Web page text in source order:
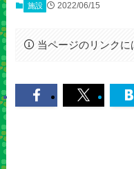
施設 2022/06/15
当ページのリンクに